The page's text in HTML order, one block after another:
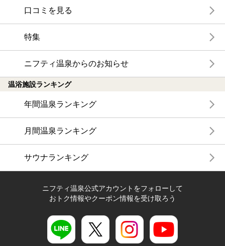
口コミを見る
特集
ニフティ温泉からのお知らせ
温浴施設ランキング
年間温泉ランキング
月間温泉ランキング
サウナランキング
ニフティ温泉公式アカウントをフォローして
おトク情報やクーポン情報を受け取ろう